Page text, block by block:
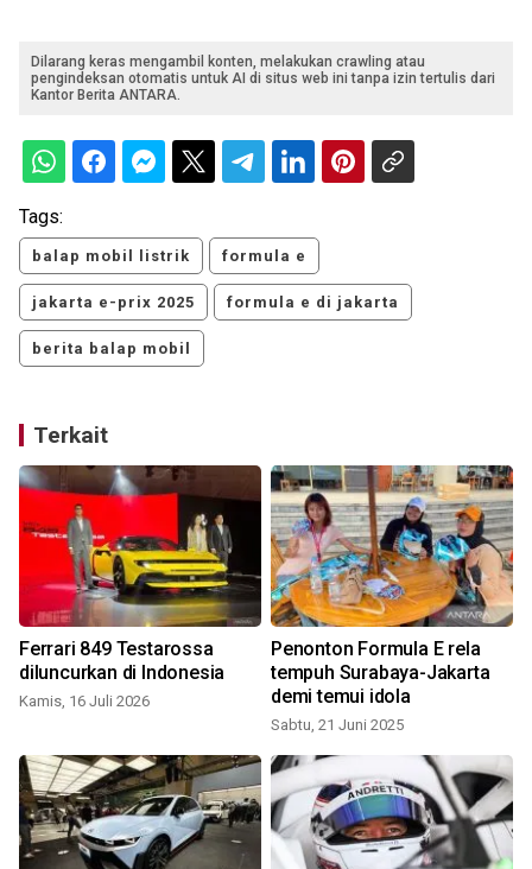
Dilarang keras mengambil konten, melakukan crawling atau
pengindeksan otomatis untuk AI di situs web ini tanpa izin tertulis dari
Kantor Berita ANTARA.
Tags:
balap mobil listrik formula e
jakarta e-prix 2025 formula e di jakarta
berita balap mobil
Terkait
Ferrari 849 Testarossa
diluncurkan di Indonesia
Kamis, 16 Juli 2026
Penonton Formula E rela
tempuh Surabaya-Jakarta
demi temui idola
Sabtu, 21 Juni 2025